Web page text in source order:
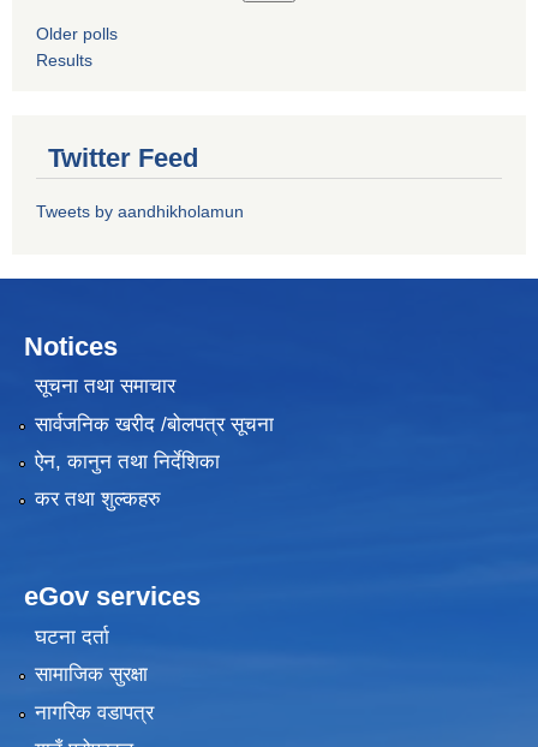
Older polls
Results
Twitter Feed
Tweets by aandhikholamun
Notices
सूचना तथा समाचार
सार्वजनिक खरीद /बोलपत्र सूचना
ऐन, कानुन तथा निर्देशिका
कर तथा शुल्कहरु
eGov services
घटना दर्ता
सामाजिक सुरक्षा
नागरिक वडापत्र